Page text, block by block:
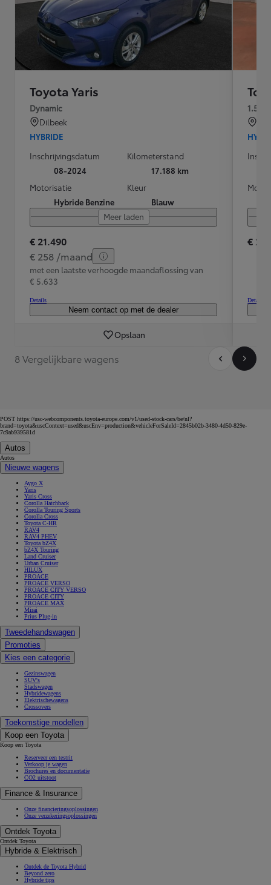
Toyota Yaris
Dynamic
Dilbeek
HYBRIDE
Inschrijvingsdatum
08-2024
Kilometerstand
17.188 km
Motorisatie
Hybride Benzine
Kleur
Blauw
Meer laden
€ 21.490
€ 258 /maand
met een laatste verhoogde maandaflossing van
€ 5.633
Details
Neem contact op met de dealer
Opslaan
1.5
€
Details
8 Vergelijkbare wagens
POST https://usc-webcomponents.toyota-europe.com/v1/used-stock-cars/be/nl?
brand=toyota&uscContext=used&uscEnv=production&vehicleForSaleId=2845b02b-3480-4d50-829e-
7c9ab939581d
Autos
Autos
Nieuwe wagens
Aygo X
Yaris
Yaris Cross
Corolla Hatchback
Corolla Touring Sports
Corolla Cross
Toyota C-HR
RAV4
RAV4 PHEV
Toyota bZ4X
bZ4X Touring
Land Cruiser
Urban Cruiser
HILUX
PROACE
PROACE VERSO
PROACE CITY VERSO
PROACE CITY
PROACE MAX
Mirai
Prius Plug-in
Tweedehandswagen
Promoties
Kies een categorie
Gezinswagen
SUV's
Stadswagen
Hybridewagens
Elektrischewagens
Crossovers
Toekomstige modellen
Koop een Toyota
Koop een Toyota
Reserveer een testrit
Verkoop je wagen
Brochures en documentatie
CO2 uitstoot
Finance & Insurance
Onze financieringsoplossingen
Onze verzekeringsoplossingen
Ontdek Toyota
Ontdek Toyota
Hybride & Elektrisch
Ontdek de Toyota Hybrid
Beyond zero
Hybride tips